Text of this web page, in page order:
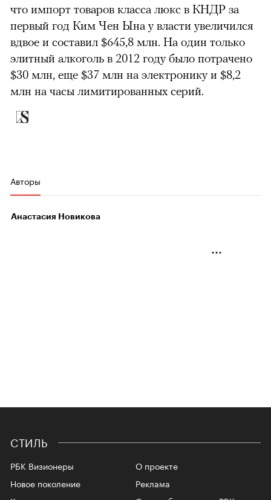
что импорт товаров класса люкс в КНДР за
первый год Ким Чен Ына у власти увеличился
вдвое и составил $645,8 млн. На один только
элитный алкоголь в 2012 году было потрачено
$30 млн, еще $37 млн на электронику и $8,2
млн на часы лимитированных серий.
Авторы
Анастасия Новикова
СТИЛЬ
РБК Визионеры
Новое поколение
О проекте
Реклама